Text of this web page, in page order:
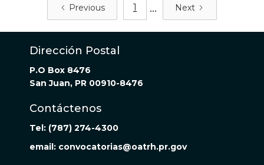
Previous 1 ... Next
Dirección Postal
P.O Box 8476
San Juan, PR 00910-8476
Contáctenos
Tel: (787) 274-4300
email: convocatorias@oatrh.pr.gov